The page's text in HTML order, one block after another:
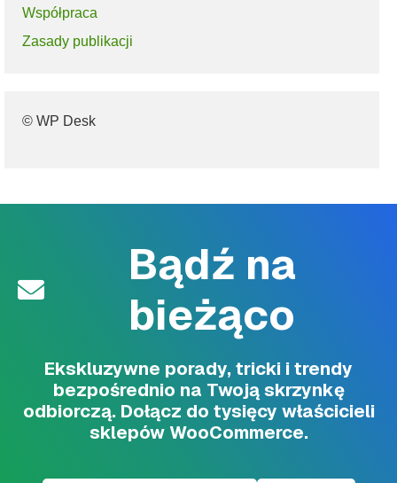
Współpraca
Zasady publikacji
© WP Desk
Bądź na
bieżąco
Ekskluzywne porady, tricki i trendy
bezpośrednio na Twoją skrzynkę
odbiorczą. Dołącz do tysięcy właścicieli
sklepów WooCommerce.